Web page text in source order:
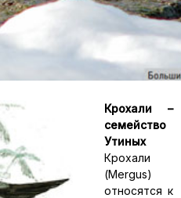
Крохали –
семейство
Утиных
Крохали
(Mergus)
относятся к